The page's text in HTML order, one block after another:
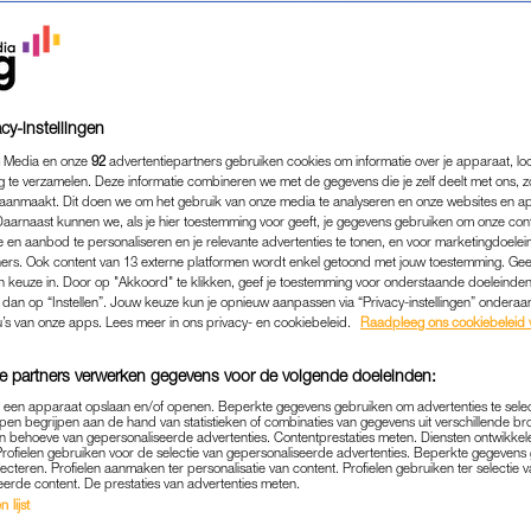
HUIDEXPERT
SKINCARE-
LIEVER VERMIJDT
07-05-2025 | JULIA LASSCHE
instellingen
en onze 92 advertentiepartners gebruiken cookies om informatie over je apparaat,
te verzamelen. Deze informatie combineren we met de gegevens die je zelf deelt met ons,
Dit doen we om het gebruik van onze media te analyseren en onze websites en
kunnen we, als je hier toestemming voor geeft, je gegevens gebruiken om onze
en aanbod te personaliseren en je relevante advertenties te tonen, en voor
Ook content van 13 externe platformen wordt enkel getoond met jouw toestemming.
keuze in. Door op "Akkoord" te klikken, geef je toestemming voor onderstaande
op “Instellen”. Jouw keuze kun je opnieuw aanpassen via “Privacy-instellingen”
van onze apps. Lees meer in ons privacy- en cookiebeleid.
Raadpleeg ons cookiebeleid
partners verwerken gegevens voor de volgende doeleinden:
apparaat opslaan en/of openen. Beperkte gegevens gebruiken om advertenties te
begrijpen aan de hand van statistieken of combinaties van gegevens uit verschillende
behoeve van gepersonaliseerde advertenties. Contentprestaties meten. Diensten
gebruiken voor de selectie van gepersonaliseerde advertenties. Beperkte
Profielen aanmaken ter personalisatie van content. Profielen gebruiken ter selectie
content. De prestaties van advertenties meten.
lijst